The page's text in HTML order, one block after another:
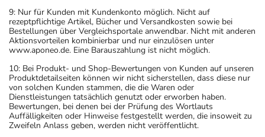
9: Nur für Kunden mit Kundenkonto möglich. Nicht auf
rezeptpflichtige Artikel, Bücher und Versandkosten sowie bei
Bestellungen über Vergleichsportale anwendbar. Nicht mit anderen
Aktionsvorteilen kombinierbar und nur einzulösen unter
www.aponeo.de. Eine Barauszahlung ist nicht möglich.
10: Bei Produkt- und Shop-Bewertungen von Kunden auf unseren
Produktdetailseiten können wir nicht sicherstellen, dass diese nur
von solchen Kunden stammen, die die Waren oder
Dienstleistungen tatsächlich genutzt oder erworben haben.
Bewertungen, bei denen bei der Prüfung des Wortlauts
Auffälligkeiten oder Hinweise festgestellt werden, die insoweit zu
Zweifeln Anlass geben, werden nicht veröffentlicht.